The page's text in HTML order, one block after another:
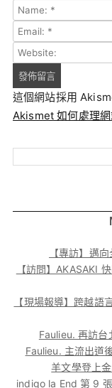
這個網站採用
Akismet 如何處理
【專訪】邁
【訪問】AKASAKI
【現場報導】跨越
Faulieu. 再訪台
Faulieu. 主流出道
羊文學登上
indigo la End 第 9